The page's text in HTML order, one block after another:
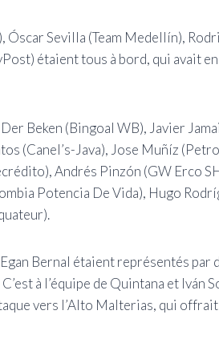
Óscar Sevilla (Team Medellín),
étaient tous à bord, qui avait
Beken (Bingoal WB), Javier
(Canel’s-Java), Jose Muñíz
Andrés Pinzón (GW Erco
Potencia De Vida), Hugo
Bernal étaient représentés par
à l’équipe de Quintana et Iván
vers l’Alto Malterias, qui